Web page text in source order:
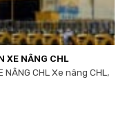
XE NÂNG CHL
NÂNG CHL Xe nâng CHL,